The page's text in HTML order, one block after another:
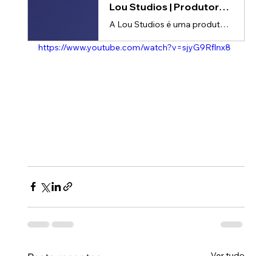
Lou Studios | Produtora de vídeos
A Lou Studios é uma produtora de vídeos, especializada em motion design, animação 2D e 3D. Temos o vídeo certo para suas redes sociais!
https://www.youtube.com/watch?v=sjyG9Rflnx8